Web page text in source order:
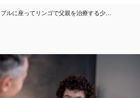
ルに座ってリンゴで父親を治療する少…